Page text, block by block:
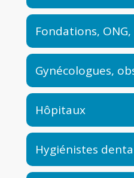
Fondations, ONG,
Gynécologues,
Hôpitaux
Hygiénistes